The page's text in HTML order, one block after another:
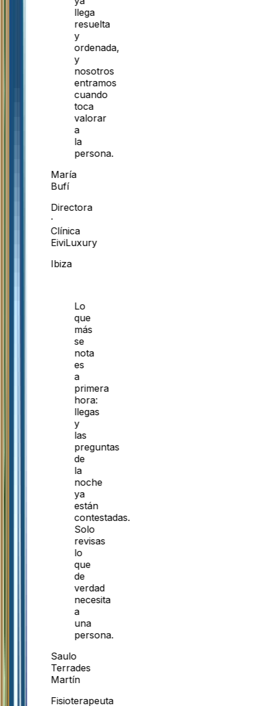
llega
resuelta
y
ordenada,
y
nosotros
entramos
cuando
toca
valorar
a
la
persona.
María
Bufí
Directora
·
Clínica
EiviLuxury
Ibiza
Lo
que
más
se
nota
es
a
primera
hora:
llegas
y
las
preguntas
de
la
noche
ya
están
contestadas.
Solo
revisas
lo
que
de
verdad
necesita
a
una
persona.
Saulo
Terrades
Martín
Fisioterapeuta